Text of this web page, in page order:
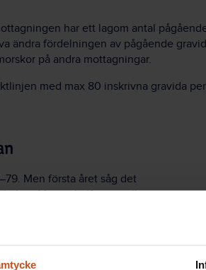
har ett lagom antal
ändra fördelningen av pågående
på andra mottagningar.
med max 80 inskrivna gravida
Men första året såg det
Mer än hälften av alla
det kommer aldrig att gå.
resurser på rätt ställe fick vi till slut
gjort i en handvändning, säger